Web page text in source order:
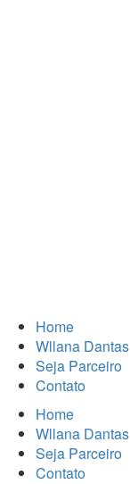
Home
Wllana Dantas
Seja Parceiro
Contato
Home
Wllana Dantas
Seja Parceiro
Contato